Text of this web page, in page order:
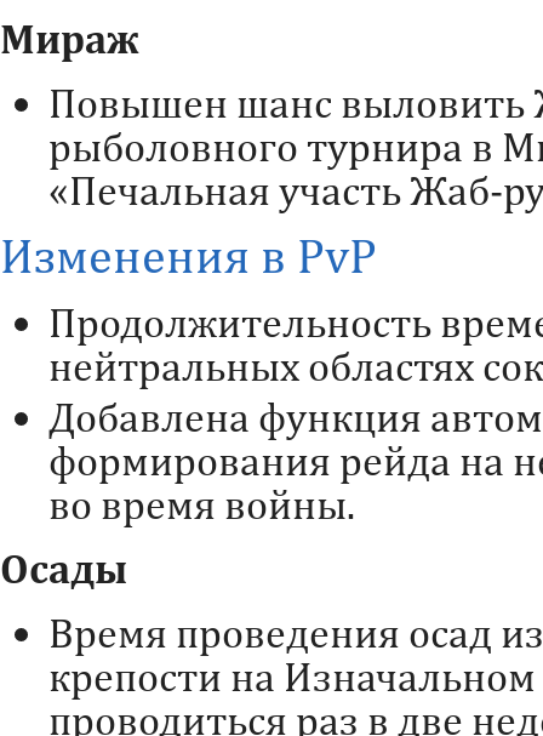
Мираж
Повышен шанс выловить
рыболовного турнира в
«Печальная участь Жаб-
Изменения в PvP
Продолжительность
нейтральных областях
Добавлена функция
формирования рейда на
во время войны.
Осады
Время проведения осад
крепости на
проводиться раз в две